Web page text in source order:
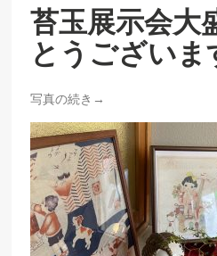
苔玉展示会大
とうござい
写真の続き→